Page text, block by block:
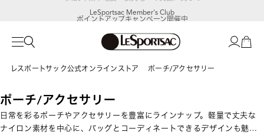
ポイントアップキャンペーン開催中
レスポートサック公式オンラインストア ポーチ/アクセサリー
ポーチ/アクセサリー
日常を彩るポーチやアクセサリーを豊富にラインナップ。軽量で丈夫な
ナイロン素材を中心に、バッグとコーディネートできるデザインも魅